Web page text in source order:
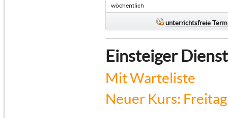
wöchentlich
unterrichtsfreie
Einsteiger
Mit Warteliste
Neuer Kurs: